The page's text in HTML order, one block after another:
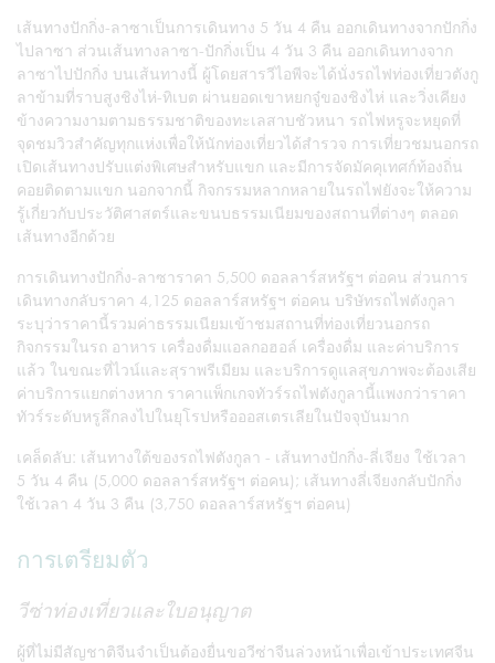
เส้นทางปักกิ่ง-ลาซาเป็นการเดินทาง 5 วัน 4 คืน ออกเดินทางจากปักกิ่ง
ไปลาซา ส่วนเส้นทางลาซา-ปักกิ่งเป็น 4 วัน 3 คืน ออกเดินทางจาก
ลาซาไปปักกิ่ง บนเส้นทางนี้ ผู้โดยสารวีไอพีจะได้นั่งรถไฟท่องเที่ยวตังกู
ลาข้ามที่ราบสูงชิงไห่-ทิเบต ผ่านยอดเขาหยกจู๋ของชิงไห่ และวิ่งเคียง
ข้างความงามตามธรรมชาติของทะเลสาบชัวหนา รถไฟหรูจะหยุดที่
จุดชมวิวสำคัญทุกแห่งเพื่อให้นักท่องเที่ยวได้สำรวจ การเที่ยวชมนอกรถ
เปิดเส้นทางปรับแต่งพิเศษสำหรับแขก และมีการจัดมัคคุเทศก์ท้องถิ่น
คอยติดตามแขก นอกจากนี้ กิจกรรมหลากหลายในรถไฟยังจะให้ความ
รู้เกี่ยวกับประวัติศาสตร์และขนบธรรมเนียมของสถานที่ต่างๆ ตลอด
เส้นทางอีกด้วย
การเดินทางปักกิ่ง-ลาซาราคา 5,500 ดอลลาร์สหรัฐฯ ต่อคน ส่วนการ
เดินทางกลับราคา 4,125 ดอลลาร์สหรัฐฯ ต่อคน บริษัทรถไฟตังกูลา
ระบุว่าราคานี้รวมค่าธรรมเนียมเข้าชมสถานที่ท่องเที่ยวนอกรถ
กิจกรรมในรถ อาหาร เครื่องดื่มแอลกอฮอล์ เครื่องดื่ม และค่าบริการ
แล้ว ในขณะที่ไวน์และสุราพรีเมียม และบริการดูแลสุขภาพจะต้องเสีย
ค่าบริการแยกต่างหาก ราคาแพ็กเกจทัวร์รถไฟตังกูลานี้แพงกว่าราคา
ทัวร์ระดับหรูลึกลงไปในยุโรปหรือออสเตรเลียในปัจจุบันมาก
เคล็ดลับ: เส้นทางใต้ของรถไฟตังกูลา - เส้นทางปักกิ่ง-ลี่เจียง ใช้เวลา
5 วัน 4 คืน (5,000 ดอลลาร์สหรัฐฯ ต่อคน); เส้นทางลี่เจียงกลับปักกิ่ง
ใช้เวลา 4 วัน 3 คืน (3,750 ดอลลาร์สหรัฐฯ ต่อคน)
การเตรียมตัว
วีซ่าท่องเที่ยวและใบอนุญาต
ผู้ที่ไม่มีสัญชาติจีนจำเป็นต้องยื่นขอวีซ่าจีนล่วงหน้าเพื่อเข้าประเทศจีน